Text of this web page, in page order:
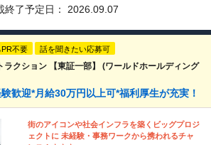
終了予定日： 2026.09.07
PR不要 話を聞きたい応募可
ラクション 【東証一部】 (ワールドホールディング
験歓迎*月給30万円以上可*福利厚生が充実！
街のアイコンや社会インフラを築くビッグプロジ
ェクトに 未経験・事務ワークから携われるチャ